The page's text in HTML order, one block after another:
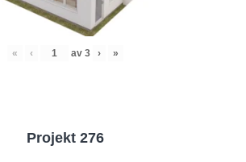
« ‹ av 3 › »
Projekt 276